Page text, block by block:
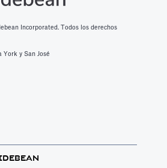
Incorporated. Todos los derechos
York y San José